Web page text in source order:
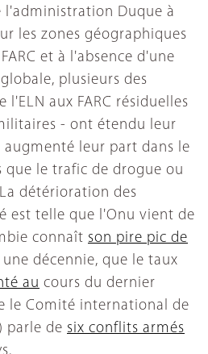
l'administration Duque à
les zones géographiques
et à l'absence d'une
plusieurs des
l'ELN aux FARC résiduelles
- ont étendu leur
leur part dans le
le trafic de drogue ou
détérioration des
est telle que l'Onu vient de
connaît son pire pic de
décennie, que le taux
au cours du dernier
le Comité international de
parle de six conflits armés